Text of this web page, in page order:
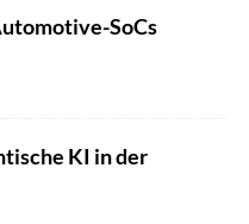
SoCs
KI in der